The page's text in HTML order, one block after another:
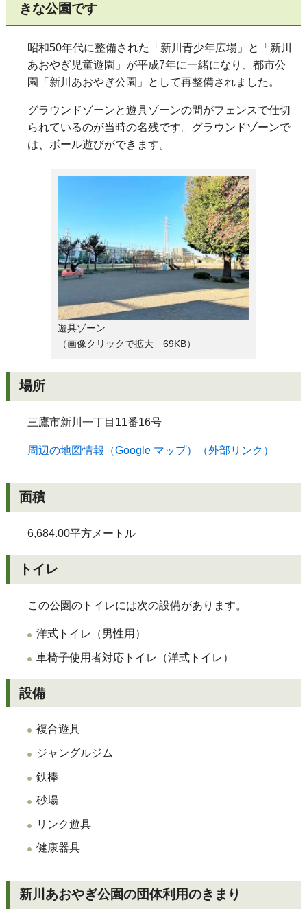
きな公園です
昭和50年代に整備された「新川青少年広場」と「新川
あおやぎ児童遊園」が平成7年に一緒になり、都市公
園「新川あおやぎ公園」として再整備されました。
グラウンドゾーンと遊具ゾーンの間がフェンスで仕切
られているのが当時の名残です。グラウンドゾーンで
は、ボール遊びができます。
遊具ゾーン
（画像クリックで拡大 69KB）
場所
三鷹市新川一丁目11番16号
周辺の地図情報（Google マップ）（外部リンク）
面積
6,684.00平方メートル
トイレ
この公園のトイレには次の設備があります。
洋式トイレ（男性用）
車椅子使用者対応トイレ（洋式トイレ）
設備
複合遊具
ジャングルジム
鉄棒
砂場
リンク遊具
健康器具
新川あおやぎ公園の団体利用のきまり